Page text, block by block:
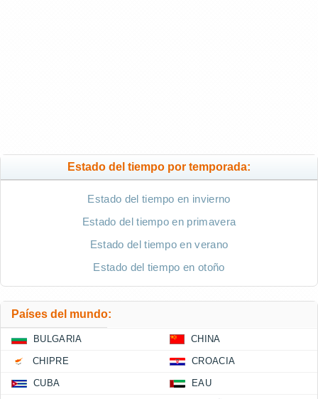
Estado del tiempo por temporada:
Estado del tiempo en invierno
Estado del tiempo en primavera
Estado del tiempo en verano
Estado del tiempo en otoño
Países del mundo:
BULGARIA CHINA
CHIPRE CROACIA
CUBA EAU